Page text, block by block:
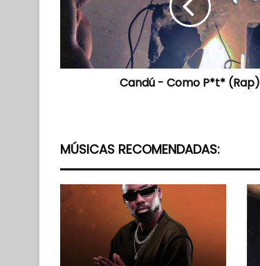
(Rap)
Candú - Como P*t* (Rap)
MÚSICAS RECOMENDADAS: